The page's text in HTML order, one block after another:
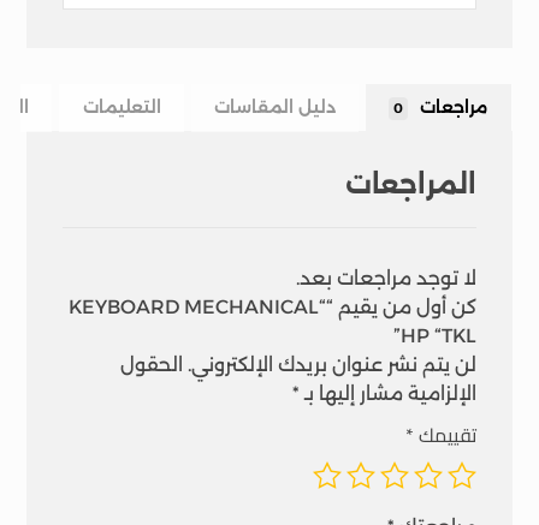
مراجعات 0 دليل المقاسات التعليمات
المراجعات
لا توجد مراجعات بعد.
كن أول من يقيم ““KEYBOARD MECHANICAL
HP “TKL”
لن يتم نشر عنوان بريدك الإلكتروني. الحقول
الإلزامية مشار إليها بـ *
تقييمك*